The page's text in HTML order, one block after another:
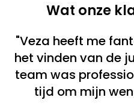
Wat onze
"Veza heeft me
het vinden van de
team was
tijd om mijn